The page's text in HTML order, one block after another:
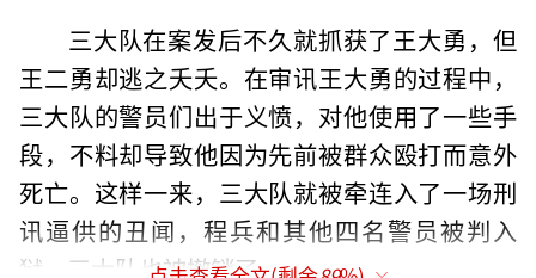
三大队在案发后不久就抓获了王大勇，但
王二勇却逃之夭夭。在审讯王大勇的过程中，
三大队的警员们出于义愤，对他使用了一些手
段，不料却导致他因为先前被群众殴打而意外
死亡。这样一来，三大队就被牵连入了一场刑
讯逼供的丑闻，程兵和其他四名警员被判入
狱，三大队也被撤销了。